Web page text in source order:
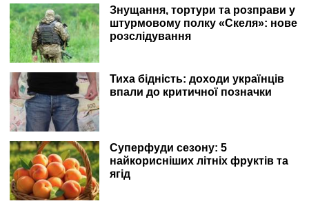
Знущання, тортури та розправи у
штурмовому полку «Скеля»: нове
розслідування
Тиха бідність: доходи українців
впали до критичної позначки
Суперфуди сезону: 5
найкорисніших літніх фруктів та
ягід